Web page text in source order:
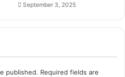
September 3, 2025
published. Required fields are